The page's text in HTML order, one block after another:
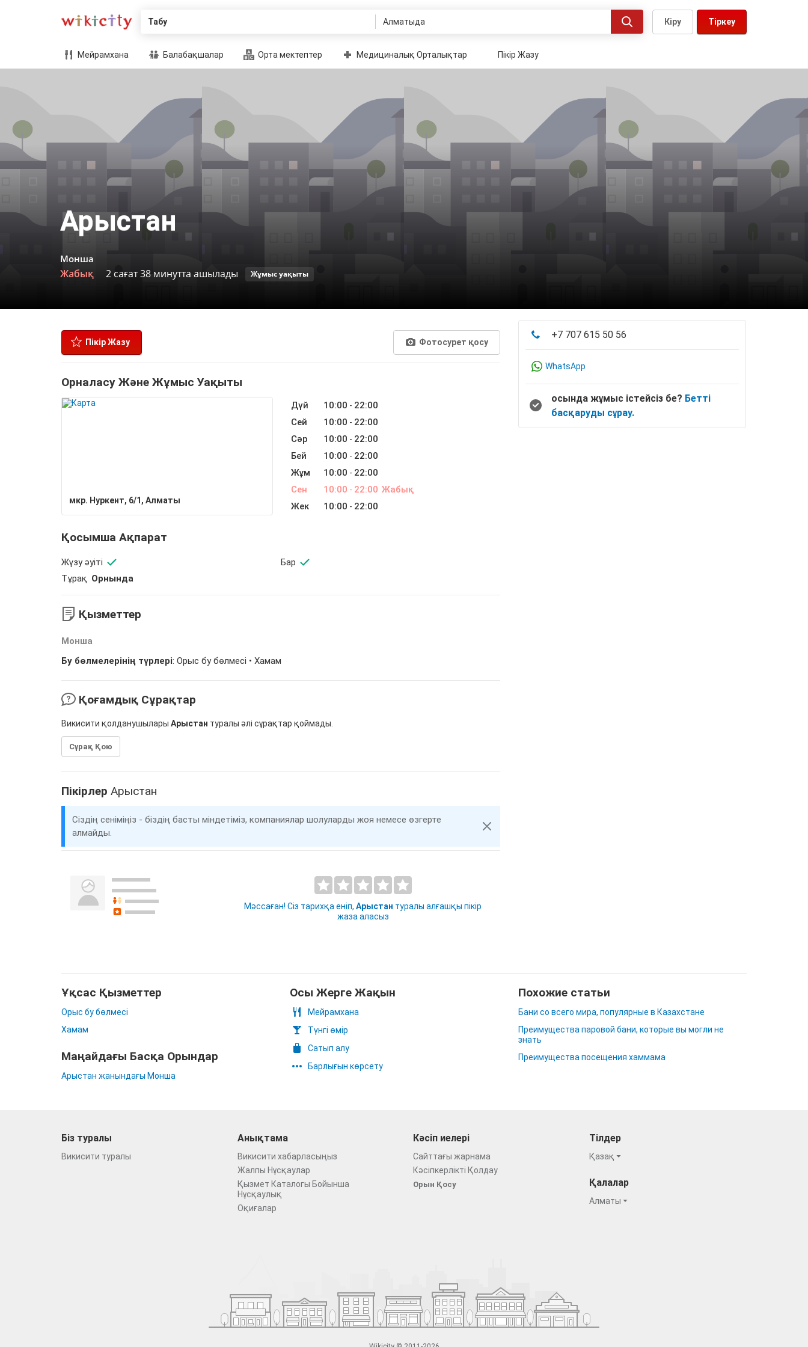
Табу Тіркеу
Кіру
Мейрамхана Балабақшалар Орта мектептер Медициналық Орталықтар Пікір Жазу
Арыстан
Монша
Жабық 2 сағат 38 минутта ашылады Жұмыс уақыты
Пікір Жазу Фотосурет қосу
Орналасу Және Жұмыс Уақыты
​мкр. Нуркент, 6/1, Алматы
Дүй 10:00 - 22:00
Сей
10:00 - 22:00
Сәр
10:00 - 22:00
Бей
10:00 - 22:00
Жұм
10:00 - 22:00
Сен
10:00 - 22:00 Жабық
Жек
10:00 - 22:00
Қосымша Ақпарат
Жүзу әуіті
Бар
Тұрақ Орнында
Қызметтер
Монша
Бу бөлмелерінің түрлері: Орыс бу бөлмесі • Хамам
Қоғамдық Сұрақтар
Викисити қолданушылары Арыстан туралы әлі сұрақтар қоймады.
Сұрақ Қою
Пікірлер Арыстан
Сіздің сеніміңіз - біздің басты міндетіміз, компаниялар шолуларды жоя немесе өзгерте
алмайды.
Мәссаған! Сіз тарихқа еніп,Арыстан туралы алғашқы пікір
жаза аласыз
+7 707 615 50 56
WhatsApp
осында жұмыс істейсіз бе? Бетті
басқаруды сұрау.
Ұқсас Қызметтер
Орыс бу бөлмесі
Хамам
Маңайдағы Басқа Орындар
Арыстан жанындағы Монша
Осы Жерге Жақын
Мейрамхана
Түнгі өмір
Сатып алу
Барлығын көрсету
Похожие статьи
Бани со всего мира, популярные в Казахстане
Преимущества паровой бани, которые вы могли не
знать
Преимущества посещения хаммама
Біз туралы
Викисити туралы
Анықтама
Викисити хабарласыңыз
Жалпы Нұсқаулар
Қызмет Каталогы Бойынша
Нұсқаулық
Оқиғалар
Кәсіп иелері
Сайттағы жарнама
Кәсіпкерлікті Қолдау
Орын Қосу
Тілдер
Қазақ
Қалалар
Алматы